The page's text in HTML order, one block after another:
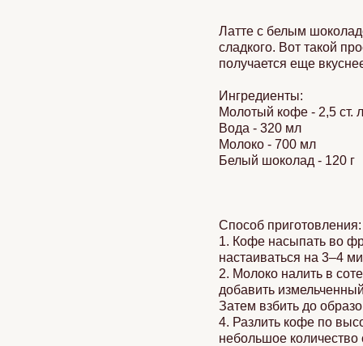
Латте с белым
сладкого. Вот такой
получается еще
Ингредиенты:
Молотый кофе - 2,5 ст.
Вода - 320 мл
Молоко - 700 мл
Белый шоколад - 120 г
Способ приготовления:
1. Кофе насыпать во
настаиваться на 3–4
2. Молоко налить в
добавить
Затем взбить до
4. Разлить кофе по
небольшое